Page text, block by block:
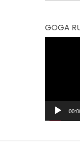
GOGA